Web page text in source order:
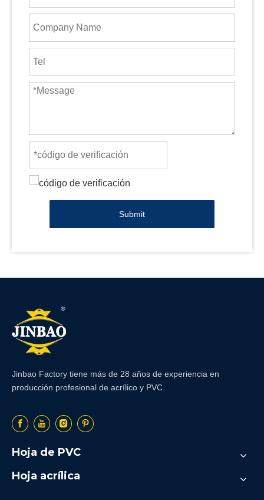
Submit
Jinbao Factory tiene más de 28 años de experiencia en
producción profesional de acrílico y PVC.
Hoja de PVC
Hoja acrílica